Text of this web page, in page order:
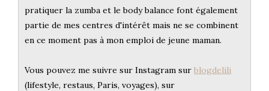
pratiquer la zumba et le body balance font également
partie de mes centres d'intérêt mais ne se combinent
en ce moment pas à mon emploi de jeune maman.
Vous pouvez me suivre sur Instagram sur blogdelili
(lifestyle, restaus, Paris, voyages), sur